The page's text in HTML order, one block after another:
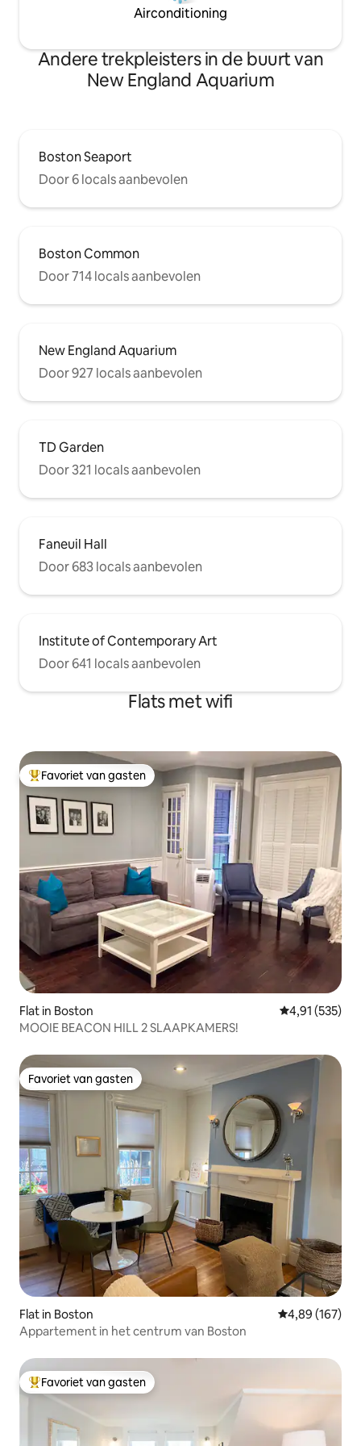
Airconditioning
Andere trekpleisters in de buurt van
New England Aquarium
Boston Seaport
Door 6 locals aanbevolen
Boston Common
Door 714 locals aanbevolen
New England Aquarium
Door 927 locals aanbevolen
TD Garden
Door 321 locals aanbevolen
Faneuil Hall
Door 683 locals aanbevolen
Institute of Contemporary Art
Door 641 locals aanbevolen
Flats met wifi
Topfavoriet van gasten
Favoriet van gasten
Flat in Boston Gemiddelde
4,91 (535)
MOOIE BEACON HILL 2 SLAAPKAMERS!
Favoriet van gasten
Favoriet van gasten
Flat in Boston Gemiddelde
4,89 (167)
Appartement in het centrum van Boston
Topfavoriet van gasten
Favoriet van gasten